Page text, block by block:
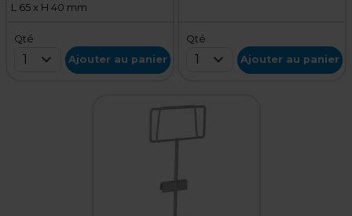
L 65 x H 40 mm
Qté
1 Ajouter au panier
Qté
1 Ajouter au panier